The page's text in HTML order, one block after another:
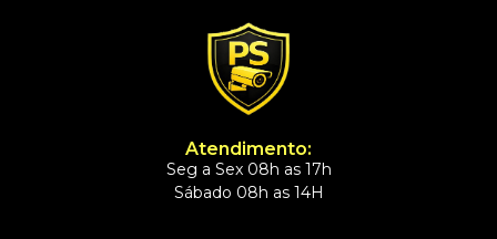
Atendimento:
Seg a Sex 08h as 17h
Sábado 08h as 14H